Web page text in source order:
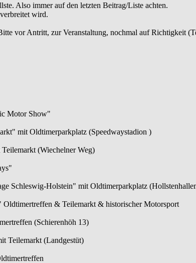
Also immer auf den letzten Beitrag/Liste achten.
wird.
vor Antritt, zur Veranstaltung, nochmal auf Richtigkeit
Motor Show"
mit Oldtimerparkplatz (Speedwaystadion )
(Wiechelner Weg)
Schleswig-Holstein" mit Oldtimerparkplatz
& Teilemarkt & historischer Motorsport
(Schierenhöh 13)
Teilemarkt (Landgestüt)